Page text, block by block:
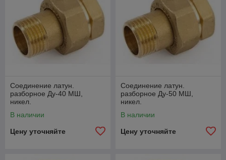
Соединение латун.
разборное Ду-40 МШ,
никел.
В наличии
Цену уточняйте
Соединение латун.
разборное Ду-50 МШ,
никел.
В наличии
Цену уточняйте